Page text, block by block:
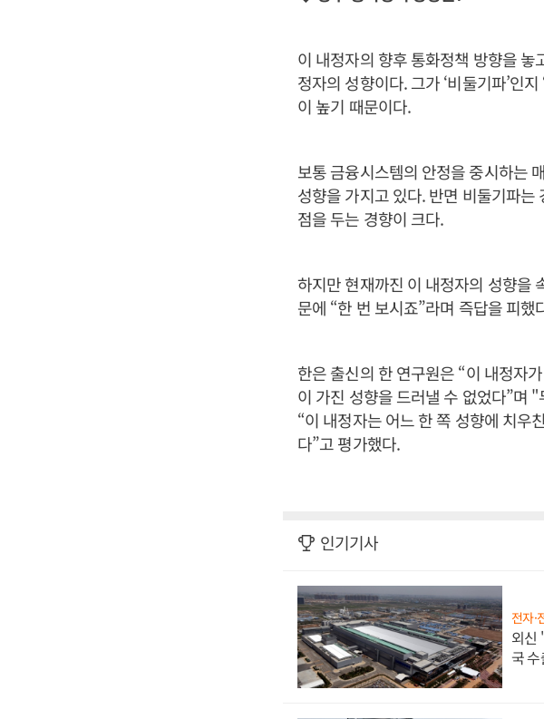
이 내정자의 향후 통화정책 방향을
정자의 성향이다. 그가 ‘비둘기파’인
이 높기 때문이다.
보통 금융시스템의 안정을 중시하는
성향을 가지고 있다. 반면 비둘기파
점을 두는 경향이 크다.
하지만 현재까진 이 내정자의 성향을
문에 “한 번 보시죠”라며 즉답을 피했
한은 출신의 한 연구원은 “이 내정자
이 가진 성향을 드러낼 수 없었다”며
“이 내정자는 어느 한 쪽 성향에 치우
다”고 평가했다.
인기기사
전자·
외신
국